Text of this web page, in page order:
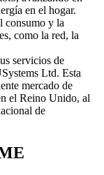
en el hogar.
consumo y la
como la red, la
servicios de
Ltd. Esta
mercado de
el Reino Unido, al
de